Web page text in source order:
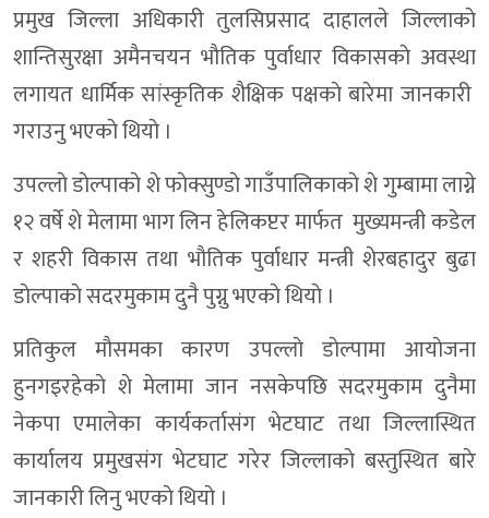
प्रमुख जिल्ला अधिकारी तुलसिप्रसाद दाहालले जिल्लाकाे
शान्तिसुरक्षा अमैनचयन भाैतिक पुर्वाधार विकासकाे अवस्था
लगायत धार्मिक सांस्कृतिक शैक्षिक पक्षकाे बारेमा जानकारी
गराउनु भएकाे थियाे ।
उपल्लाे डाेल्पाकाे शे फाेक्सुण्डाे गाउँपालिकाकाे शे गुम्बामा लाग्ने
१२ वर्षे शे मेलामा भाग लिन हेलिकप्टर मार्फत मुख्यमन्त्री कडेल
र शहरी विकास तथा भाैतिक पुर्वाधार मन्त्री शेरबहादुर बुढा
डाेल्पाकाे सदरमुकाम दुनै पुग्नु भएकाे थियाे ।
प्रतिकुल माैसमका कारण उपल्लाे डाेल्पामा आयाेजना
हुनगइरहेकाे शे मेलामा जान नसकेपछि सदरमुकाम दुनैमा
नेकपा एमालेका कार्यकर्तासंग भेटघाट तथा जिल्लास्थित
कार्यालय प्रमुखसंग भेटघाट गरेर जिल्लाकाे बस्तुस्थित बारे
जानकारी लिनु भएकाे थियाे ।